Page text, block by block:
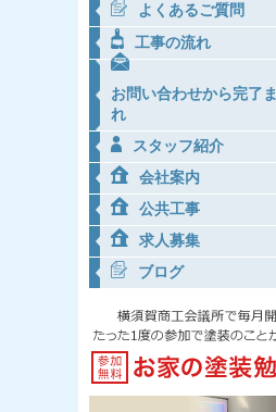
よくあるご質問
工事の流れ
お問い合わせから完了
れ
スタッフ紹介
会社案内
公共工事
求人募集
ブログ